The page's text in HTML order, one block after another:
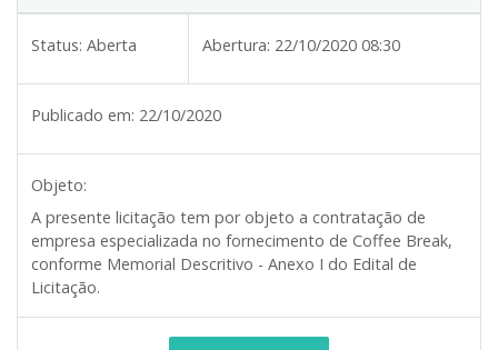
Status: Aberta Abertura: 22/10/2020 08:30
Publicado em: 22/10/2020
Objeto:
A presente licitação tem por objeto a contratação de
empresa especializada no fornecimento de Coffee Break,
conforme Memorial Descritivo - Anexo I do Edital de
Licitação.